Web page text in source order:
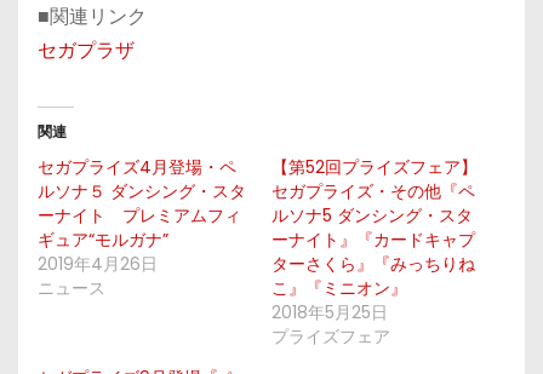
■関連リンク
セガプラザ
関連
セガプライズ4月登場・ペ
ルソナ５ ダンシング・スタ
ーナイト プレミアムフィ
ギュア“モルガナ”
2019年4月26日
ニュース
【第52回プライズフェア】
セガプライズ・その他『ペ
ルソナ5 ダンシング・スタ
ーナイト』『カードキャプ
ターさくら』『みっちりね
こ』『ミニオン』
2018年5月25日
プライズフェア